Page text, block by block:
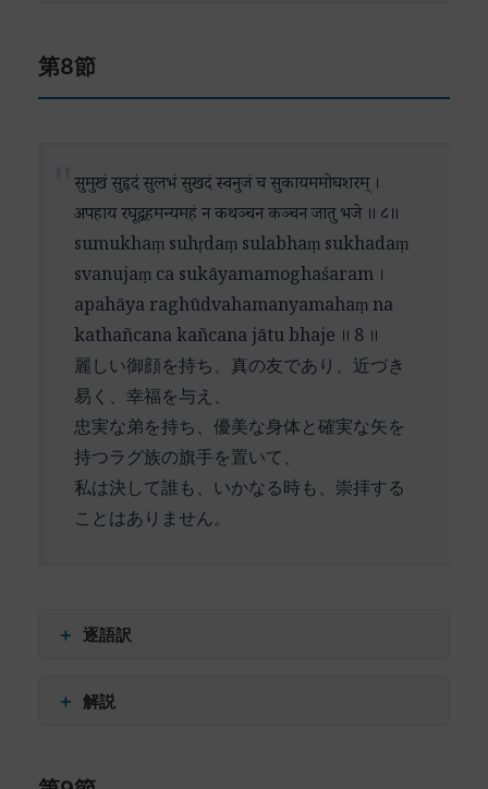
す。
と親密さ、正義と慈愛という、一見相反する特質
の完全な調和を体現しています。これは、現代の
指導者像や人格形成においても、深い示唆を与え
る観点といえるでしょう。
करं (karaṃ) – 手を
अम्बुरुहम् (amburuham) – 蓮
रजनीचर (rajanīcara) – 夜に歩く者（ラーヴァナ）
राज (rāja) – 王
तमो (tamo) – 暗闇
मिहिरं (mihiraṃ) – 太陽
महनीयम् (mahanīyam) – 崇高な
रघुराम (raghurāma) – ラグ族のラーマ
ये (ye) – 〜に対して
り詩的な表現で描き出しています。特に注目すべ
きは、自然界の象徴を巧みに用いた表現技法で
シーターは「大地の娘」と呼ばれています。これ
は単なる出自の説明ではなく、大地の持つ豊穣
性、忍耐、そして揺るぎない信実さといった性質
をシーターが体現していることを示唆していま
「月のように麗しい蓮の如き御顔」という表現に
は、二重の美的表象が込められています。蓮は純
粋性と神聖さの象徴であり、月は清涼で優美な光
の象徴です。この組み合わせは、ラーマの容姿の
美しさだけでなく、その内なる徳性の輝きをも表
現しています。
ではありません。暗闇（無明）を払う光（智慧）
この詩節は、前節までの直接的な讃歌から、より
第8節
सुमुखं सुहृदं सुलभं सुखदं स्वनुजं च सुकायममोघशरम् ।
अपहाय रघूद्वहमन्यमहं न कथञ्चन कञ्चन जातु भजे ॥ ८॥
sumukhaṃ suhṛdaṃ sulabhaṃ sukhadaṃ
svanujaṃ ca sukāyamamoghaśaram ।
apahāya raghūdvahamanyamahaṃ na
kathañcana kañcana jātu bhaje ॥ 8 ॥
麗しい御顔を持ち、真の友であり、近づき
易く、幸福を与え、
忠実な弟を持ち、優美な身体と確実な矢を
持つラグ族の旗手を置いて、
私は決して誰も、いかなる時も、崇拝する
ことはありません。
＋ 逐語訳
सुमुखं (sumukhaṃ) – 麗しい顔を持つ
सुखदं (sukhadaṃ) – 幸福を与える
＋ 解説